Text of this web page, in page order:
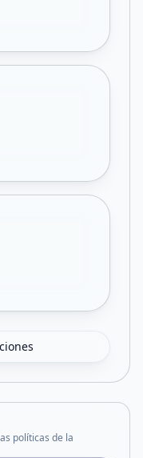
políticas de la